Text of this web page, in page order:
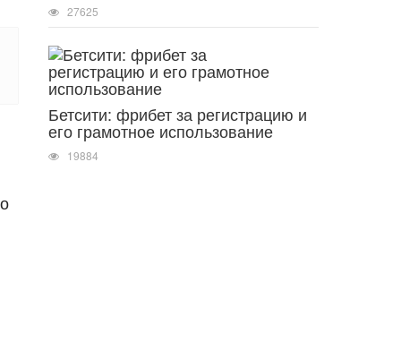
27625
Бетсити: фрибет за регистрацию и
его грамотное использование
19884